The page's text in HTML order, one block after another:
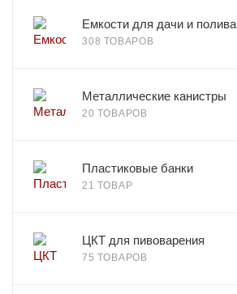
Емкости для дачи и полива
308 ТОВАРОВ
Металлические канистры
20 ТОВАРОВ
Пластиковые банки
21 ТОВАР
ЦКТ для пивоварения
75 ТОВАРОВ